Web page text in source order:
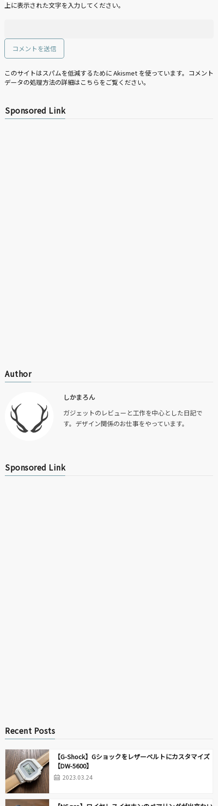
上に表示された文字を入力してください。
このサイトはスパムを低減するために Akismet を使っています。 コメント
データの処理方法の詳細はこちらをご覧ください。
Sponsored Link
Author
しかまろん
ガジェットのレビューと工作を中心とした日記で
す。デザイン関係のお仕事をやっています。
Sponsored Link
Recent Posts
【G-Shock】Gショックをレザーベルトにカスタマイズ
【DW-5600】
2023.03.24